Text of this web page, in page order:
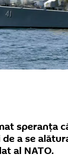
speranța
a se
al NATO.